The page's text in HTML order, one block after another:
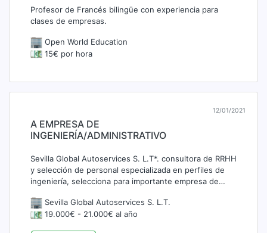
Profesor de Francés bilingüe con experiencia para
clases de empresas.
Open World Education
15€ por hora
12/01/2021
A EMPRESA DE
INGENIERÍA/ADMINISTRATIVO
Sevilla Global Autoservices S. L.T*. consultora de RRHH
y selección de personal especializada en perfiles de
ingeniería, selecciona para importante empresa de…
Sevilla Global Autoservices S. L.T.
19.000€ - 21.000€ al año